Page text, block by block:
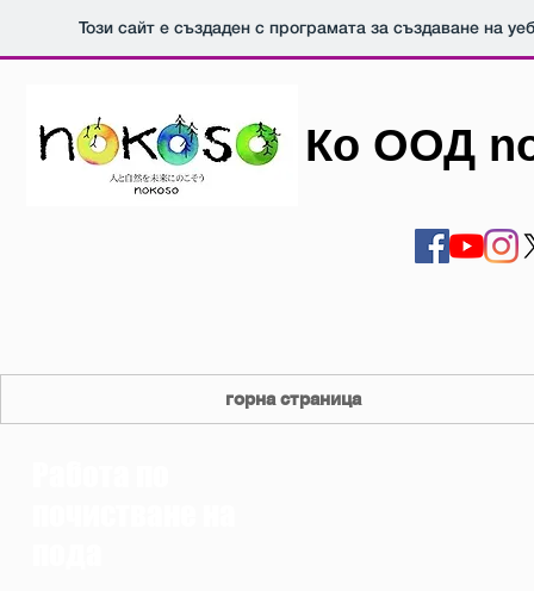
Този сайт е създаден с програмата за създаване на
Ко ООД
горна страница